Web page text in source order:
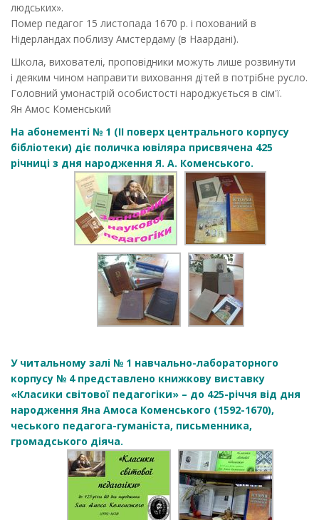
людських».
Помер педагог 15 листопада 1670 р. i похований в
Нідерландах поблизу Амстердаму (в Наарданi).
Школа, вихователі, проповідники можуть лише розвинути
і деяким чином направити виховання дітей в потрібне русло.
Головний умонастрій особистості народжується в сім'ї.
Ян Амос Коменський
На абонементі № 1 (ІІ поверх центрального корпусу
бібліотеки) діє поличка ювіляра присвячена 425
річниці з дня народження Я. А. Коменського.
У читальному залі № 1 навчально-лабораторного
корпусу № 4 представлено книжкову виставку
«Класики світової педагогіки» – до 425-річчя від дня
народження Яна Амоса Коменського (1592-1670),
чеського педагога-гуманіста, письменника,
громадського діяча.